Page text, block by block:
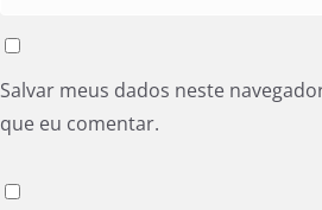
Salvar meus dados neste
que eu comentar.